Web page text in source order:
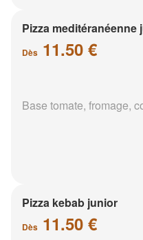
Pizza meditéranéenne
Dès 11.50 €
Base tomate, fromage,
Pizza kebab junior
Dès 11.50 €